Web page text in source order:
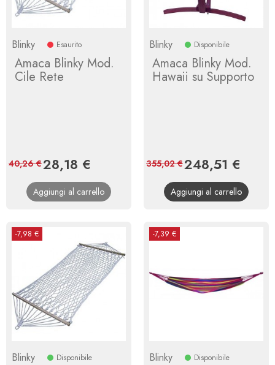
Blinky Esaurito
Amaca Blinky Mod.
Cile Rete
Prezzo
28,18 €
base
40,26 €
Aggiungi al carrello
Blinky Disponibile
Amaca Blinky Mod.
Hawaii su Supporto
Prezzo
248,51 €
base
355,02 €
Aggiungi al carrello
-7,98 €
Blinky Disponibile
-7,39 €
Blinky Disponibile